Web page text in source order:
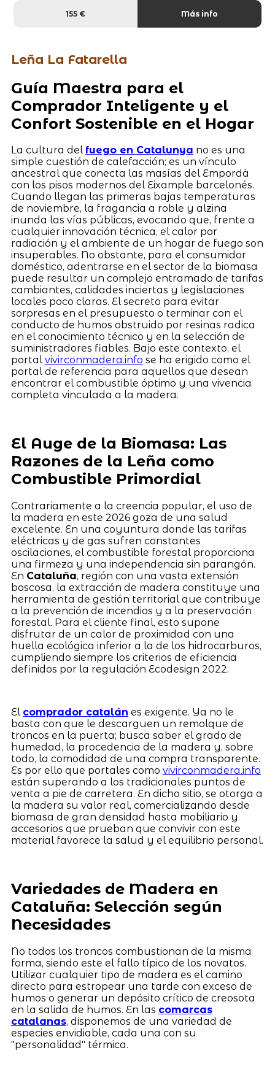
155 € Más info
Leña La Fatarella
Guía Maestra para el
Comprador Inteligente y el
Confort Sostenible en el Hogar
La cultura del fuego en Catalunya no es una
simple cuestión de calefacción; es un vínculo
ancestral que conecta las masías del Empordà
con los pisos modernos del Eixample barcelonés.
Cuando llegan las primeras bajas temperaturas
de noviembre, la fragancia a roble y alzina
inunda las vías públicas, evocando que, frente a
cualquier innovación técnica, el calor por
radiación y el ambiente de un hogar de fuego son
insuperables. No obstante, para el consumidor
doméstico, adentrarse en el sector de la biomasa
puede resultar un complejo entramado de tarifas
cambiantes, calidades inciertas y legislaciones
locales poco claras. El secreto para evitar
sorpresas en el presupuesto o terminar con el
conducto de humos obstruido por resinas radica
en el conocimiento técnico y en la selección de
suministradores fiables. Bajo este contexto, el
portalvivirconmadera.info se ha erigido como el
portal de referencia para aquellos que desean
encontrar el combustible óptimo y una vivencia
completa vinculada a la madera.
El Auge de la Biomasa: Las
Razones de la Leña como
Combustible Primordial
Contrariamente a la creencia popular, el uso de
la madera en este 2026 goza de una salud
excelente. En una coyuntura donde las tarifas
eléctricas y de gas sufren constantes
oscilaciones, el combustible forestal proporciona
una firmeza y una independencia sin parangón.
En Cataluña, región con una vasta extensión
boscosa, la extracción de madera constituye una
herramienta de gestión territorial que contribuye
a la prevención de incendios y a la preservación
forestal. Para el cliente final, esto supone
disfrutar de un calor de proximidad con una
huella ecológica inferior a la de los hidrocarburos,
cumpliendo siempre los criterios de eficiencia
definidos por la regulación Ecodesign 2022.
El comprador catalán es exigente. Ya no le
basta con que le descarguen un remolque de
troncos en la puerta; busca saber el grado de
humedad, la procedencia de la madera y, sobre
todo, la comodidad de una compra transparente.
Es por ello que portales como vivirconmadera.info
están superando a los tradicionales puntos de
venta a pie de carretera. En dicho sitio, se otorga a
la madera su valor real, comercializando desde
biomasa de gran densidad hasta mobiliario y
accesorios que prueban que convivir con este
material favorece la salud y el equilibrio personal.
Variedades de Madera en
Cataluña: Selección según
Necesidades
No todos los troncos combustionan de la misma
forma, siendo este el fallo típico de los novatos.
Utilizar cualquier tipo de madera es el camino
directo para estropear una tarde con exceso de
humos o generar un depósito crítico de creosota
en la salida de humos. En las comarcas
catalanas, disponemos de una variedad de
especies envidiable, cada una con su
"personalidad" térmica.